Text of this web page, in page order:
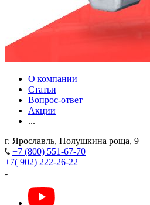
О компании
Статьи
Вопрос-ответ
Акции
...
г. Ярославль, Полушкина роща, 9
+7 (800) 551-67-70
+7( 902) 222-26-22